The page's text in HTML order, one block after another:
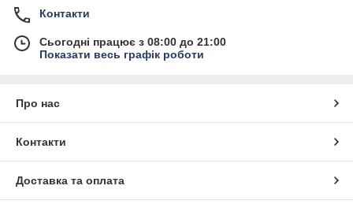
Контакти
Сьогодні працює з 08:00 до 21:00
Показати весь графік роботи
Про нас
Контакти
Доставка та оплата